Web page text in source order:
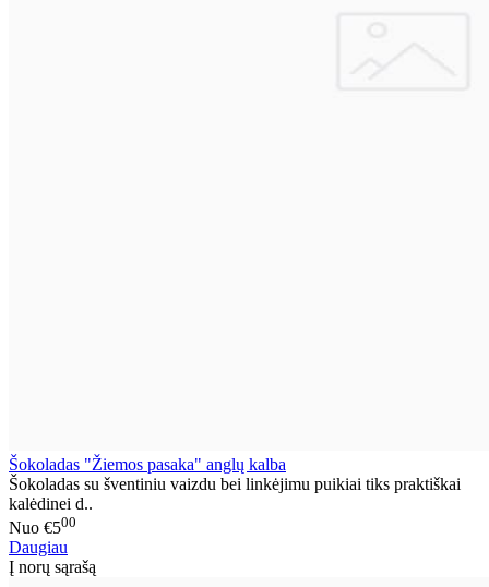
Šokoladas "Žiemos pasaka" anglų kalba
Šokoladas su šventiniu vaizdu bei linkėjimu puikiai tiks praktiškai
kalėdinei d..
Nuo €500
Daugiau
Į norų sąrašą